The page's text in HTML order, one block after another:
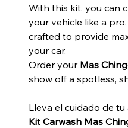
With this kit, you can
your vehicle like a
crafted to provide
your car.
Order your Mas
show off a spotless,
Lleva el cuidado de
Kit Carwash Mas